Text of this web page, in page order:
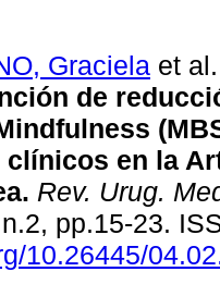
Graciela et al.
de
clínicos en la
Rev. Urug.
pp.15-23.
10.26445/